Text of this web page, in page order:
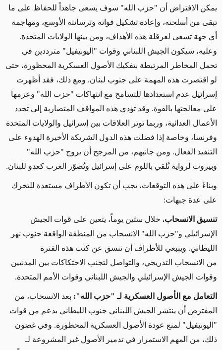
يمكن الافتراض أن "حزب الله" سوف يسعى جاهداً للحفاظ على ما
تبقى من أسلحته، وإعادة تشكيل قواته وترسانته الأوسع، ومهاجمة
أي جهة تسعى لعرقلة هذه الأهداف، ومن بينها الولايات المتحدة.
وعليه، سيكون الجيش اللبناني وقوات "اليونيفيل" مترددين في
تحمل المخاطر المرتبطة بتفكيك الأصول العسكرية المحظورة، حتى
لو اقتصرت هذه المهمة على جنوب لبنان. ومع ذلك، فقد أظهرت
إسرائيل عدم استعدادها للتسامح مع انتهاكات "حزب الله" وعزمها
على معالجتها بالقوة. وقد تؤدي هذه المواقف المتضاربة إلى تجدد
الأعمال العدائية، وربما توتر العلاقات بين إسرائيل والولايات المتحدة
وفرنسا، وخاصة إذا فضلت هذه الدول الشريكة الأخيرة الهدوء على
التنفيذ الفعال. ومن جانبهم، من المرجح أن يروج "حزب الله"
وبيروت لرواية تُلقي باللوم على إسرائيل وتُصوّر الغرب كعدو للبنان.
وبناءً على هذه التوقعات، يجب أن تكون الأطراف مستعدة للتحرك
على عدة جبهات:
تنسيق الانسحاب. خلال ستين يوماً، يتعين على قوات الجيش
الإسرائيلي و"حزب الله" الانسحاب من المنطقة الواقعة جنوب نهر
الليطاني. وينبغي للأطراف أن تنسق عن كثب هذه الفترة
من الانسحاب التدريجي، والتواصل لتجنب الاحتكاكات بين المدنيين
وقوات الجيش الإسرائيلي والجيش اللبناني وقوات الأمم المتحدة.
التعامل مع الأصول العسكرية لـ "حزب الله": بعد الانسحاب، من
المفترض أن ينتشر الجيش اللبناني جنوب الليطاني بدعم من قوات
"اليونيفيل" لمنع عودة الأصول العسكرية المحظورة. وفي غضون
ذلك، من المهم الاستمرار في تدمير الأصول غير المشروعة لـ